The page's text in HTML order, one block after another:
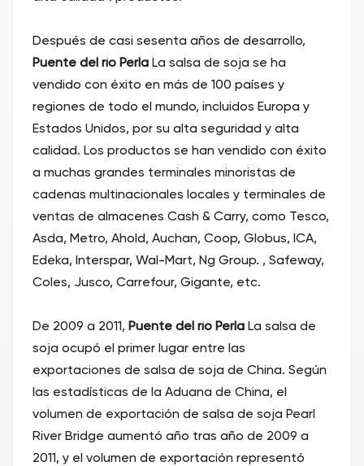
Después de casi sesenta años de desarrollo,
Puente del río Perla La salsa de soja se ha
vendido con éxito en más de 100 países y
regiones de todo el mundo, incluidos Europa y
Estados Unidos, por su alta seguridad y alta
calidad. Los productos se han vendido con éxito
a muchas grandes terminales minoristas de
cadenas multinacionales locales y terminales de
ventas de almacenes Cash & Carry, como Tesco,
Asda, Metro, Ahold, Auchan, Coop, Globus, ICA,
Edeka, Interspar, Wal-Mart, Ng Group. , Safeway,
Coles, Jusco, Carrefour, Gigante, etc.
De 2009 a 2011, Puente del río Perla La salsa de
soja ocupó el primer lugar entre las
exportaciones de salsa de soja de China. Según
las estadísticas de la Aduana de China, el
volumen de exportación de salsa de soja Pearl
River Bridge aumentó año tras año de 2009 a
2011, y el volumen de exportación representó